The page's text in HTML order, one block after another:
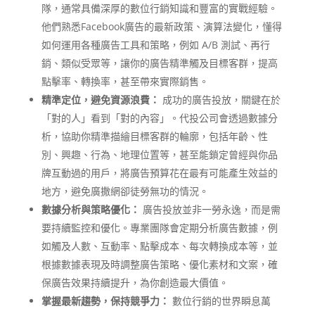
隊，通常具備深厚的數位行銷知識和豐富的實戰經驗。
他們熟悉Facebook廣告的最新政策、演算法變化，懂得
如何運用各種廣告工具和策略，例如 A/B 測試、再行
銷、類似受眾等，讓你的廣告精準觸及目標客群，提高
點擊率、轉換率，甚至帶來實際銷售。
精準定位，避免資源浪費： 成功的廣告投放，關鍵在於
「對的人」看到「對的內容」。代投公司會透過數據分
析，協助你精準描繪目標客群的輪廓，包括年齡、性
別、興趣、行為、地理位置等，甚至能鎖定曾經與你品
牌互動過的用戶，將廣告預算花在最有可能產生效益的
地方，避免廣撒網卻徒勞無功的情況。
數據分析與策略優化： 廣告投放並非一勞永逸，而是需
要持續監控和優化。專業團隊會定期分析廣告數據，例
如觸及人數、互動率、點擊成本、每次轉換成本等，並
根據數據表現及時調整廣告策略、優化素材和文案，確
保廣告效果持續提升，為你創造最大價值。
掌握最新趨勢，保持競爭力： 數位行銷的世界瞬息萬